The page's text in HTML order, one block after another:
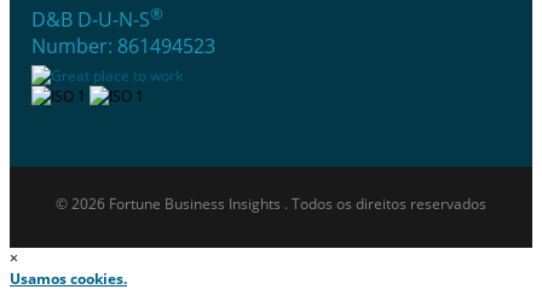
D&B D-U-N-S®
Number: 861494523
© 2026 Fortune Business Insights . Todos os direitos reservados
×
Usamos cookies.